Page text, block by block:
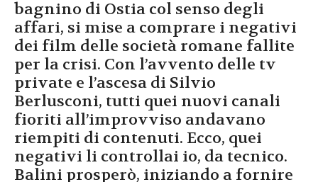
bagnino di Ostia col senso degli
affari, si mise a comprare i negativi
dei film delle società romane fallite
per la crisi. Con l’avvento delle tv
private e l’ascesa di Silvio
Berlusconi, tutti quei nuovi canali
fioriti all’improvviso andavano
riempiti di contenuti. Ecco, quei
negativi li controllai io, da tecnico.
Balini prosperò, iniziando a fornire